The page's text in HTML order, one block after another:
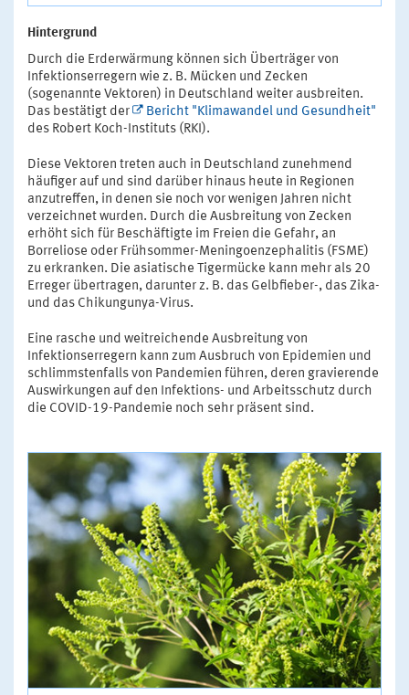
Hintergrund
Durch die Erderwärmung können sich Überträger von
Infektionserregern wie z. B. Mücken und Zecken
(sogenannte Vektoren) in Deutschland weiter ausbreiten.
Das bestätigt der
Bericht "Klimawandel und Gesundheit"
des Robert Koch-Instituts (RKI).
Diese Vektoren treten auch in Deutschland zunehmend
häufiger auf und sind darüber hinaus heute in Regionen
anzutreffen, in denen sie noch vor wenigen Jahren nicht
verzeichnet wurden. Durch die Ausbreitung von Zecken
erhöht sich für Beschäftigte im Freien die Gefahr, an
Borreliose oder Frühsommer-Meningoenzephalitis (FSME)
zu erkranken. Die asiatische Tigermücke kann mehr als 20
Erreger übertragen, darunter z. B. das Gelbfieber-, das Zika-
und das Chikungunya-Virus.
Eine rasche und weitreichende Ausbreitung von
Infektionserregern kann zum Ausbruch von Epidemien und
schlimmstenfalls von Pandemien führen, deren gravierende
Auswirkungen auf den Infektions- und Arbeitsschutz durch
die COVID-19-Pandemie noch sehr präsent sind.